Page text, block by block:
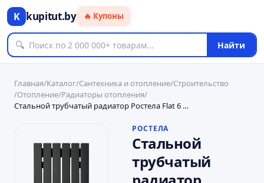
K kupitut.by 🔥 Купоны
🔍 Найти
Главная/Каталог/Сантехника и отопление/Строительство
/Отопление/Радиаторы отопления/
Стальной трубчатый радиатор Ростела Flat 6 410х1000 (черный муар)
РОСТЕЛА
Стальной
трубчатый